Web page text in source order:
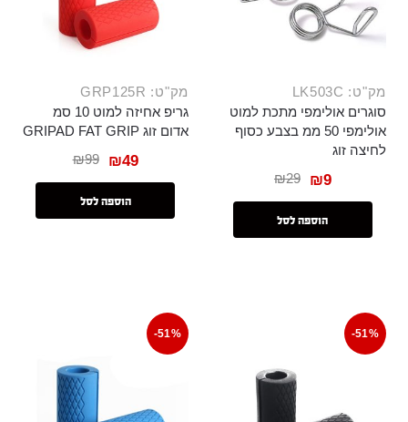
מק"ט: LK503C
סוגרים אולימפי מתכת למוט
אולימפי 50 ממ בצבע כסוף
לחיצה זוג
₪29 ₪9
הוספה לסל
מק"ט: GRP125R
גריפ אחיזה למוט 10 סמ
אדום זוג GRIPAD FAT GRIP
₪99 ₪49
הוספה לסל
-51%
-51%